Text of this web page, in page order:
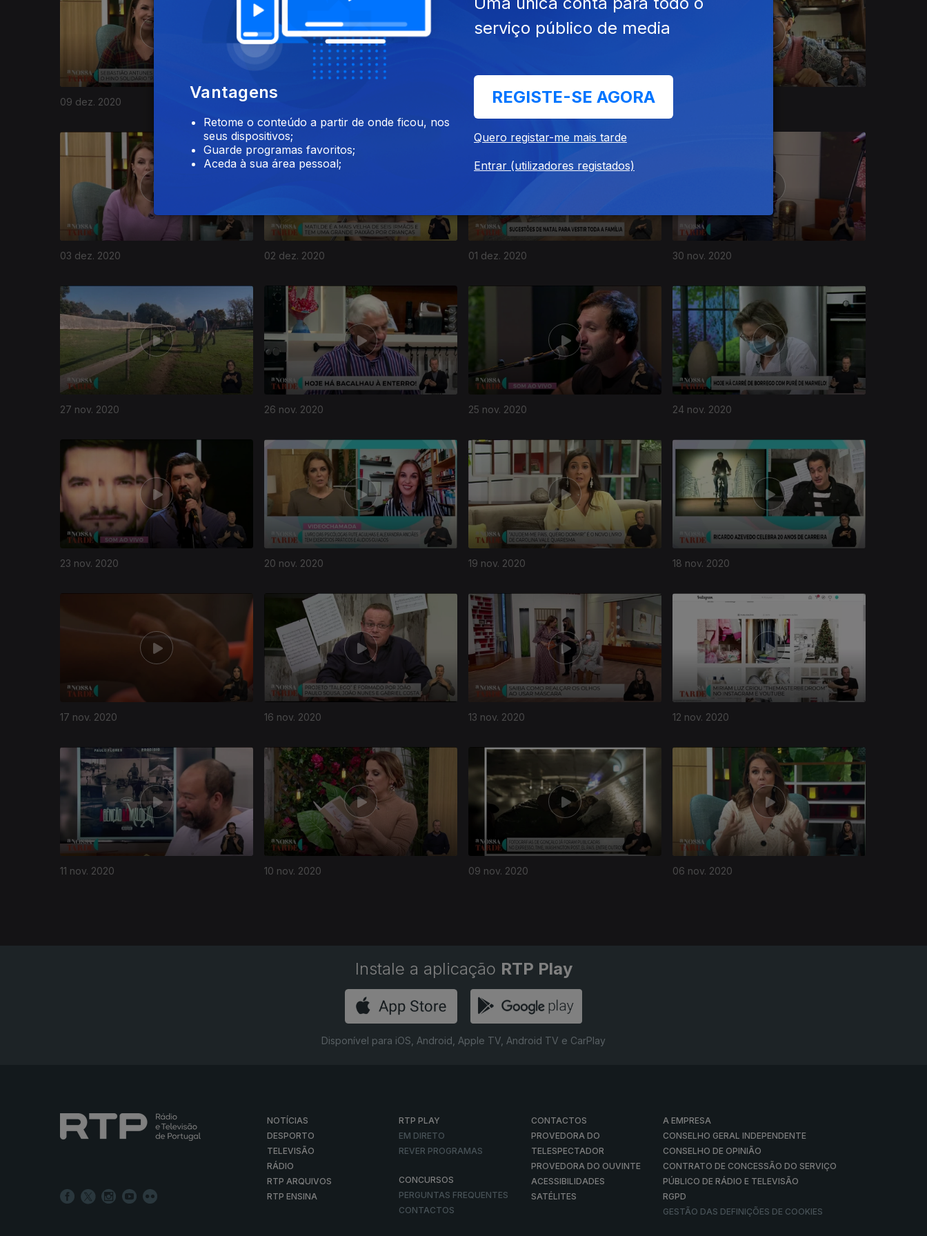
09 dez. 2020 08 dez. 2020 07 dez. 2020
03 dez. 2020 02 dez. 2020 01 dez. 2020 30 nov. 2020
27 nov. 2020 26 nov. 2020 25 nov. 2020 24 nov. 2020
508304
23 nov. 2020 20 nov. 2020 19 nov. 2020 18 nov. 2020
17 nov. 2020 16 nov. 2020 13 nov. 2020 12 nov. 2020
11 nov. 2020 10 nov. 2020 09 nov. 2020 06 nov. 2020
Instale a aplicação RTP Play
Disponível para iOS, Android, Apple TV, Android TV e CarPlay
NOTÍCIAS
DESPORTO
TELEVISÃO
RÁDIO
RTP ARQUIVOS
RTP ENSINA
RTP PLAY
EM DIRETO
REVER PROGRAMAS
CONCURSOS
PERGUNTAS FREQUENTES
CONTACTOS
CONTACTOS
PROVEDORA DO
TELESPECTADOR
PROVEDORA DO OUVINTE
ACESSIBILIDADES
SATÉLITES
A EMPRESA
CONSELHO GERAL INDEPENDENTE
CONSELHO DE OPINIÃO
CONTRATO DE CONCESSÃO DO SERVIÇO
PÚBLICO DE RÁDIO E TELEVISÃO
RGPD
GESTÃO DAS DEFINIÇÕES DE COOKIES
Vantagens
Retome o conteúdo a partir de onde ficou, nos
seus dispositivos;
Guarde programas favoritos;
Aceda à sua área pessoal;
serviço público de media
REGISTE-SE AGORA
Quero registar-me mais tarde
Entrar (utilizadores registados)